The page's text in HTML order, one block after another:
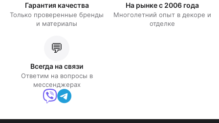
Гарантия качества
Только проверенные бренды
и материалы
На рынке с 2006 года
Многолетний опыт в декоре и
отделке
💬
Всегда на связи
Ответим на вопросы в
мессенджерах